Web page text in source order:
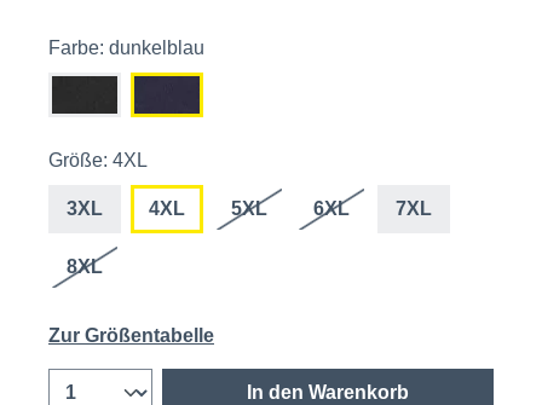
Farbe: dunkelblau
Größe: 4XL
3XL 4XL 5XL 6XL 7XL
8XL
Zur Größentabelle
In den Warenkorb